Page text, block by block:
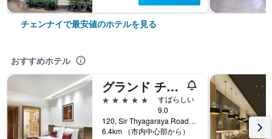
チェンナイで最安値のホテルを見る
おすすめホテル
グランド チェンナイ バイ GRT ホテルズ
5つ星
すばらしい
9.0
120, Sir Thyagaraya Road, チェンナイ, インド
6.4km （市内中心部から）